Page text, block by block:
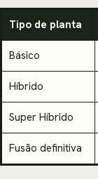
Tipo de planta
Básico
Híbrido
Super Híbrido
Fusão definitiva